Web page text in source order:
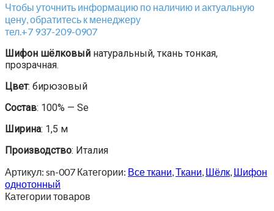
Чтобы уточнить информацию по наличию и актуальную
цену, обратитесь к менеджеру
тел.+7 937-209-0907
Шифон шёлковый натуральный, ткань тонкая,
прозрачная.
Цвет: бирюзовый
Состав: 100% — Se
Ширина: 1,5 м
Производство: Италия
Артикул: sn-007 Категории: Все ткани,Ткани, Шёлк, Шифон
однотонный
Категории товаров